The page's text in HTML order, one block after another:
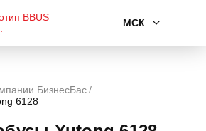
МСК
БизнесБас
6128